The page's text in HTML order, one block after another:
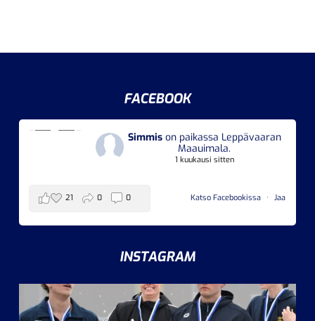
FACEBOOK
Simmis on paikassa Leppävaaran
Maauimala.
1 kuukausi sitten
Katso Facebookissa · Jaa
21 0 0
INSTAGRAM